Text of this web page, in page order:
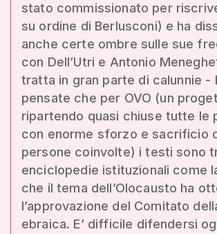
stato commissionato per
su ordine di Berlusconi) e ha
anche certe ombre sulle sue
con Dell’Utri e Antonio
tratta in gran parte di calunnie -
pensate che per OVO (un
ripartendo quasi chiuse tutte le
con enorme sforzo e sacrificio
persone coinvolte) i testi sono
enciclopedie istituzionali come
che il tema dell’Olocausto ha
l’approvazione del Comitato
ebraica. E’ difficile difendersi